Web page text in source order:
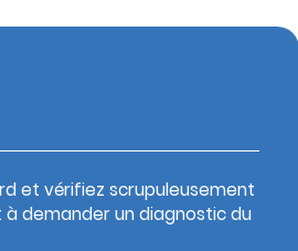
et vérifiez scrupuleusement
demander un diagnostic du